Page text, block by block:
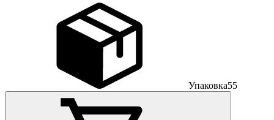
Упаковка55